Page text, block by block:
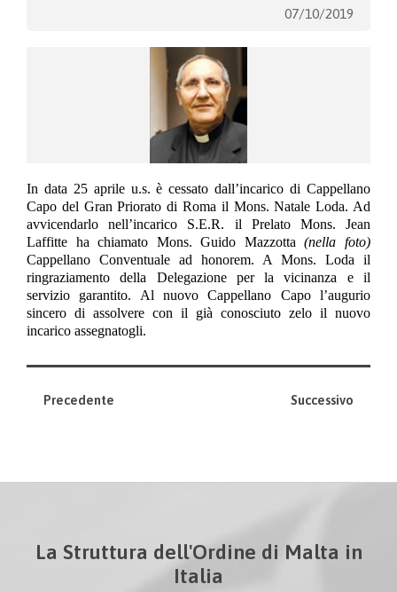
07/10/2019
In data 25 aprile u.s. è cessato dall’incarico di Cappellano
Capo del Gran Priorato di Roma il Mons. Natale Loda. Ad
avvicendarlo nell’incarico S.E.R. il Prelato Mons. Jean
Laffitte ha chiamato Mons. Guido Mazzotta(nella foto)
Cappellano Conventuale ad honorem. A Mons. Loda il
ringraziamento della Delegazione per la vicinanza e il
servizio garantito. Al nuovo Cappellano Capo l’augurio
sincero di assolvere con il già conosciuto zelo il nuovo
incarico assegnatogli.
Precedente Successivo
La Struttura dell'Ordine di Malta in
Italia